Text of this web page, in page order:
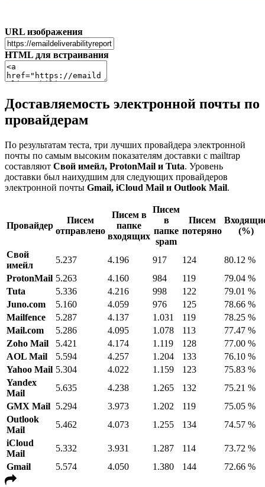
URL изображения
HTML для встраивания
Доставляемость электронной почты по
провайдерам
По результатам теста, три лучших провайдера электронной
почты по самым высоким показателям доставки с mailtrap
составляют Свой имейл, ProtonMail и Tuta. Уровень
доставки был наихудшим для следующих провайдеров
электронной почты Gmail, iCloud Mail и Outlook Mail.
Провайдер
Писем
отправлено
Писем в
папке
входящих
Писем
в
папке
spam
Писем
потеряно
(%)
Свой
имейл
5.237 4.196 917 124
80.12 %
ProtonMail 5.263 4.160 984 119
79.04 %
Tuta
5.336 4.216 998 122
79.01 %
Juno.com
5.160 4.059 976 125
78.66 %
Mailfence
5.287 4.137 1.031 119
78.25 %
Mail.com
5.286 4.095 1.078 113
77.47 %
Zoho Mail
5.421 4.174 1.119 128
77.00 %
AOL Mail
5.594 4.257 1.204 133
76.10 %
Yahoo Mail 5.304 4.022 1.159 123
75.83 %
Yandex
Mail
5.635 4.238 1.265 132
75.21 %
GMX Mail 5.294 3.973 1.202 119
75.05 %
Outlook
Mail
5.462 4.073 1.255 134
74.57 %
iCloud
Mail
5.332 3.931 1.287 114
73.72 %
Gmail
5.574 4.050 1.380 144 72.66 %